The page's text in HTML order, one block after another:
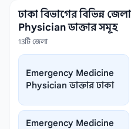
ঢাকা বিভাগের বিভিন্ন
Physician ডাক্তার সমূহ
13টি জেলা
Emergency Medicine
Physician ডাক্তার ঢাকা
Emergency Medicine